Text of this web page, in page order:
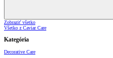
Zobraziť všetko
Všetko z Caviar Care
Kategória
Decorative Care